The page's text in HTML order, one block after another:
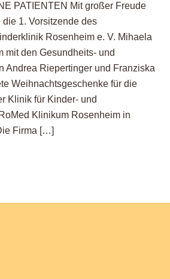
PATIENTEN Mit großer Freude
die 1. Vorsitzende des
Rosenheim e. V. Mihaela
mit den Gesundheits- und
Andrea Riepertinger und Franziska
Weihnachtsgeschenke für die
Klinik für Kinder- und
Klinikum Rosenheim in
Firma […]